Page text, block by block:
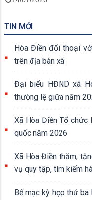
TIN MỚI
Hòa Điền đối thoại
trên địa bàn xã
Đại biểu HĐND xã
thường lệ giữa năm
Xã Hòa Điền Tổ chức
quốc năm 2026
Xã Hòa Điền thăm,
vụ quy tập, tìm kiếm
Bế mạc kỳ họp thứ ba